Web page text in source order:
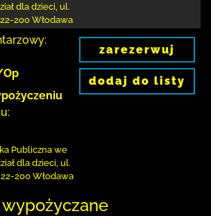
dla dzieci, ul.
22-200 Włodawa
Publiczna we
dla dzieci, ul.
22-200 Włodawa
zarezerwuj
dodaj do listy